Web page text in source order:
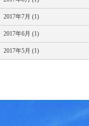
2017年7月 (1)
2017年6月 (1)
2017年5月 (1)